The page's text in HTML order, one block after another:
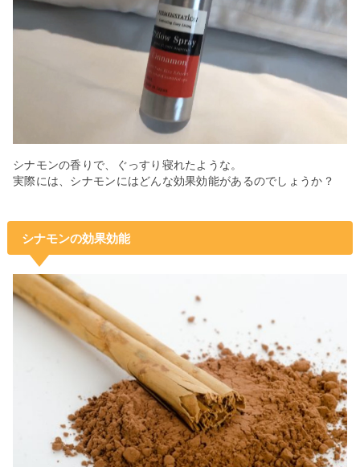
シナモンの香りで、ぐっすり寝れたような。
実際には、シナモンにはどんな効果効能があるのでしょうか？
シナモンの効果効能